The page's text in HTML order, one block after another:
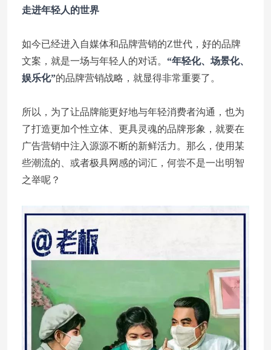
走进年轻人的世界
如今已经进入自媒体和品牌营销的Z世代，好的品牌
文案，就是一场与年轻人的对话。 “年轻化、场景化、
娱乐化”的品牌营销战略，就显得非常重要了。
所以，为了让品牌能更好地与年轻消费者沟通，也为
了打造更加个性立体、更具灵魂的品牌形象，就要在
广告营销中注入源源不断的新鲜活力。那么，使用某
些潮流的、或者极具网感的词汇，何尝不是一出明智
之举呢？